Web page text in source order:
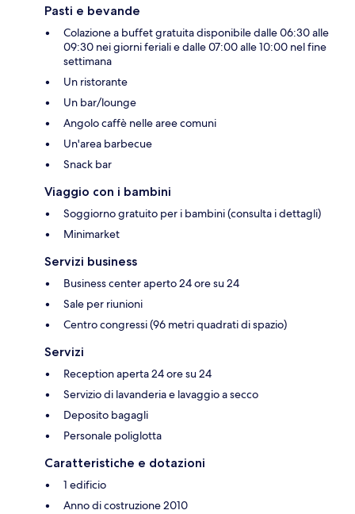
Pasti e bevande
Colazione a buffet gratuita disponibile dalle 06:30 alle
09:30 nei giorni feriali e dalle 07:00 alle 10:00 nel fine
settimana
Un ristorante
Un bar/lounge
Angolo caffè nelle aree comuni
Un'area barbecue
Snack bar
Viaggio con i bambini
Soggiorno gratuito per i bambini (consulta i dettagli)
Minimarket
Servizi business
Business center aperto 24 ore su 24
Sale per riunioni
Centro congressi (96 metri quadrati di spazio)
Servizi
Reception aperta 24 ore su 24
Servizio di lavanderia e lavaggio a secco
Deposito bagagli
Personale poliglotta
Caratteristiche e dotazioni
1 edificio
Anno di costruzione 2010